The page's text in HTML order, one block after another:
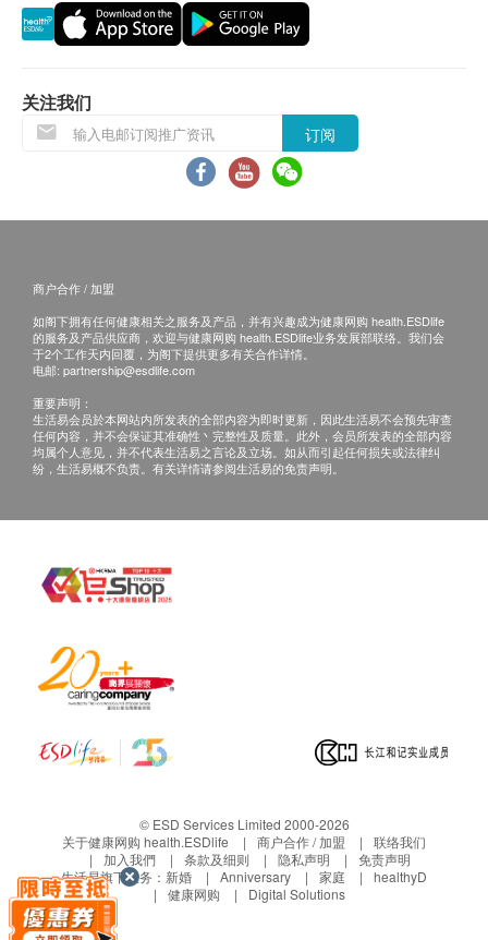
* 舒缓晒伤及灼伤之刺痛感
* 加速新皮肤生长
* 润泽及修护皮肤
成份
芦荟、水解胶原蛋白、维生素E、茶树油、尿囊素、
环甲、丙三醇、乙二胺四乙酸、聚羧乙烯、三乙醇胺
用法
挤出适量的烫火膏涂于患处，轻轻按摩至渗透于皮
肤，每天3次
品牌
产地
美国
30克
成份
环甲、丙三醇、乙二胺四乙酸、聚羧乙烯、三乙醇胺
产品包装
长12.5cm*宽2.5cm*高4cm
应最少有6个月或以上。
换货条款
有损毁情况，一经确认签收，恕不接受退换。
2. 退换产品必须包装完整，如退换之产品有任何残缺
或过期退回，供应商有权不受理。
3. 如有其他损坏或遗漏查询，顾客必须保留有效收据
客服热线: (852) 3151-2288
关注我们
订阅
商户合作 / 加盟
如阁下拥有任何健康相关之服务及产品，并有兴趣成为健康网购 health.ESDlife
的服务及产品供应商，欢迎与健康网购 health.ESDlife业务发展部联络。我们会
于2个工作天内回覆，为阁下提供更多有关合作详情。
电邮: partnership@esdlife.com
重要声明：
生活易会员於本网站内所发表的全部内容为即时更新，因此生活易不会预先审查
任何内容，并不会保证其准确性丶完整性及质量。此外，会员所发表的全部内容
均属个人意见，并不代表生活易之言论及立场。如从而引起任何损失或法律纠
纷，生活易概不负责。有关详情请参阅生活易的免责声明。
© ESD Services Limited 2000-2026
关于健康网购 health.ESDlife
商户合作 / 加盟
联络我们
加入我們
条款及细则 隐私声明
免责声明
生活易旗下业务： 新婚 Anniversary 家庭
healthyD
健康网购
Digital Solutions